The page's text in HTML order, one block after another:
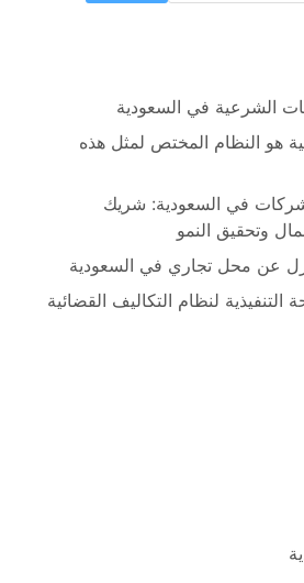
الشرعية في السعودية
هو النظام المختص لمثل هذه
في السعودية: شريك
وتحقيق النمو
عن محل تجاري في السعودية
لنظام التكاليف القضائية